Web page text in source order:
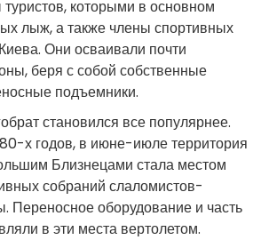
которыми в основном
лыж, а также члены спортивных
Они осваивали почти
беря с собой собственные
подъемники.
становился все популярнее.
х годов, в июне-июле территория
Близнецами стала местом
собраний слаломистов-
Переносное оборудование и часть
в эти места вертолетом.